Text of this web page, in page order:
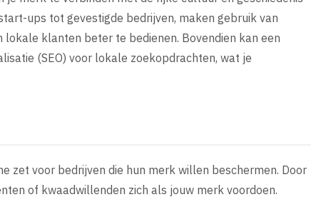
ups tot gevestigde bedrijven, maken gebruik van
klanten beter te bedienen. Bovendien kan een
(SEO) voor lokale zoekopdrachten, wat je
zet voor bedrijven die hun merk willen beschermen. Door
of kwaadwillenden zich als jouw merk voordoen.